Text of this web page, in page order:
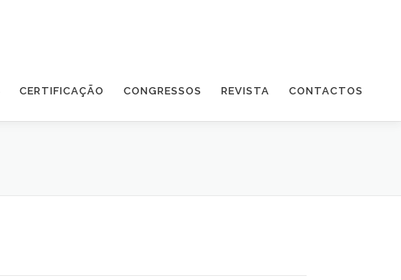
CERTIFICAÇÃO CONGRESSOS REVISTA CONTACTOS